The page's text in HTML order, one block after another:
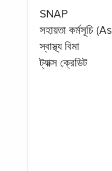
SNAP
সহায়তা কর্মসূচি
স্বাস্থ্য বিমা
ট্যাক্স ক্রেডিট